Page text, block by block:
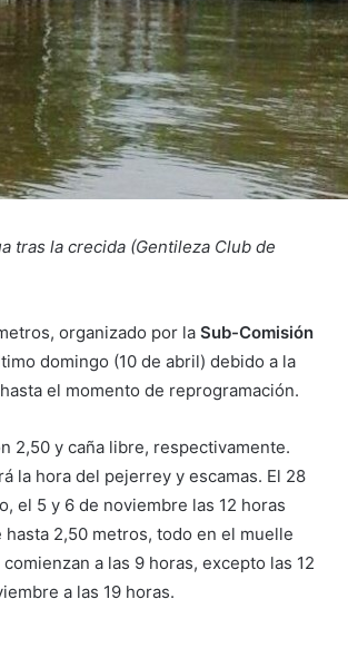
tras la crecida (Gentileza Club de
organizado por la Sub-Comisión
domingo (10 de abril) debido a la
el momento de reprogramación.
2,50 y caña libre, respectivamente.
la hora del pejerrey y escamas. El 28
el 5 y 6 de noviembre las 12 horas
2,50 metros, todo en el muelle
a las 9 horas, excepto las 12
a las 19 horas.